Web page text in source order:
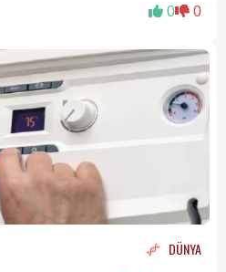
0 0
DÜNYA